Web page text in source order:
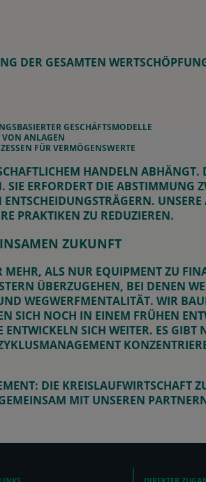
DER GESAMTEN
GESCHÄFTSMODELLE
VON ANLAGEN
FÜR VERMÖGENSWERTE
HANDELN ABHÄNGT.
ERFORDERT DIE ABSTIMMUNG
UNSERE
PRAKTIKEN ZU REDUZIEREN.
ZUKUNFT
ALS NUR EQUIPMENT ZU
ÜBERZUGEHEN, BEI DENEN
WEGWERFMENTALITÄT. WIR
SICH NOCH IN EINEM FRÜHEN
SICH WEITER. ES
DIE KREISLAUFWIRTSCHAFT ZU
MIT UNSEREN